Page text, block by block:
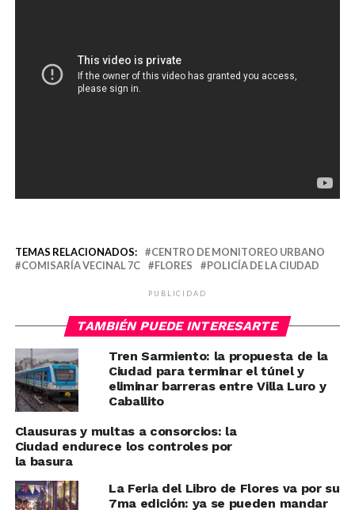
TEMAS RELACIONADOS:
CENTRO DE MONITOREO URBANO
COMISARÍA VECINAL 7C
FLORES POLICÍA DE LA CIUDAD
PUBLICIDAD
TAMBIÉN PUEDE INTERESARTE
Tren Sarmiento: la propuesta de la
Ciudad para terminar el túnel y
eliminar barreras entre Villa Luro y
Caballito
Clausuras y multas a consorcios: la
Ciudad endurece los controles por
la basura
La Feria del Libro de Flores va por su
7ma edición: ya se pueden mandar